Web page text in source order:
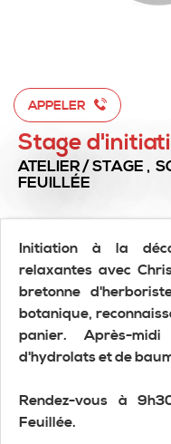
APPELER
Stage
ATELIER / STAGE ,
FEUILLÉE
Initiation à la
relaxantes avec
bretonne
botanique,
panier. Après-
d'hydrolats et de
Rendez-vous à
Feuillée.